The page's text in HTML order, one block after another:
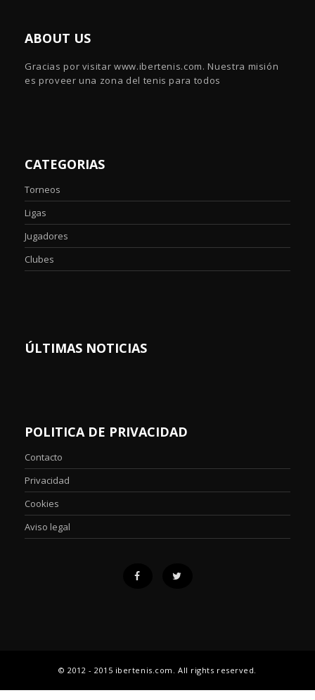
ABOUT US
Gracias por visitar www.ibertenis.com. Nuestra misión
es proveer una zona del tenis para todos
CATEGORIAS
Torneos
Ligas
Jugadores
Clubes
ÚLTIMAS NOTICIAS
POLITICA DE PRIVACIDAD
Contacto
Privacidad
Cookies
Aviso legal
© 2012 - 2015 ibertenis.com. All rights reserved.